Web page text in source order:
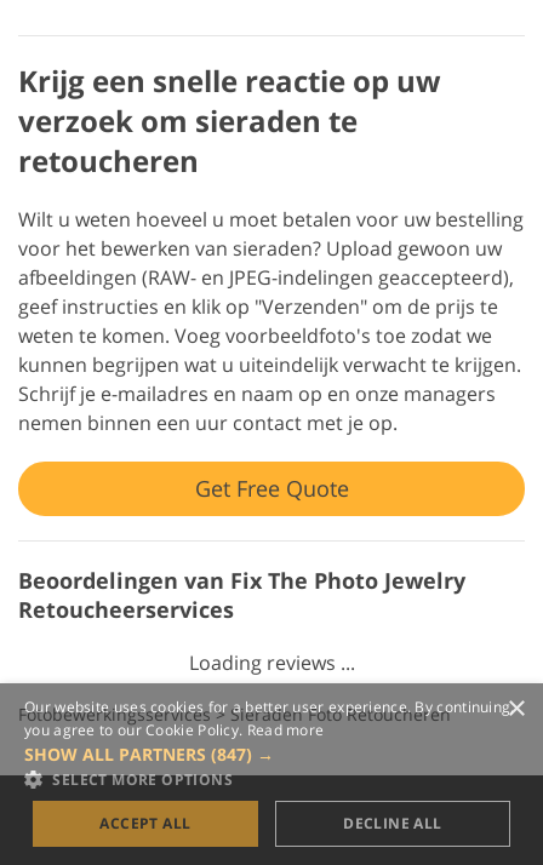
Krijg een snelle reactie op uw
verzoek om sieraden te
retoucheren
Wilt u weten hoeveel u moet betalen voor uw bestelling
voor het bewerken van sieraden? Upload gewoon uw
afbeeldingen (RAW- en JPEG-indelingen geaccepteerd),
geef instructies en klik op "Verzenden" om de prijs te
weten te komen. Voeg voorbeeldfoto's toe zodat we
kunnen begrijpen wat u uiteindelijk verwacht te krijgen.
Schrijf je e-mailadres en naam op en onze managers
nemen binnen een uur contact met je op.
Get Free Quote
Beoordelingen van Fix The Photo Jewelry
Retoucheerservices
Loading reviews ...
Fotobewerkingsservices>Sieraden Foto Retoucheren ×
Our website uses cookies for a better user experience. By continuing,
you agree to our Cookie Policy. Read more
SHOW ALL PARTNERS (847) →
SELECT MORE OPTIONS
ACCEPT ALL DECLINE ALL